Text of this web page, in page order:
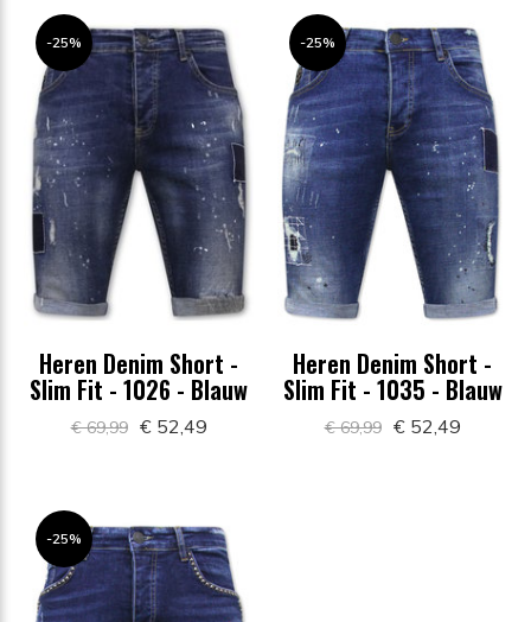
-25%
Heren Denim Short -
Slim Fit - 1026 - Blauw
€ 69,99 € 52,49
-25%
Heren Denim Short -
Slim Fit - 1035 - Blauw
€ 69,99 € 52,49
-25%